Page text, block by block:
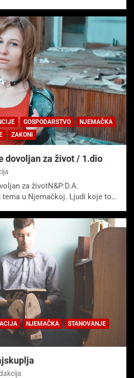
GOSPODARSTVO
NJEMAČKA
ZAKONI
dovoljan za život / 1.dio
za životN&P:D.A.
u Njemačkoj. Ljudi koje to…
NJEMAČKA
STANOVANJE